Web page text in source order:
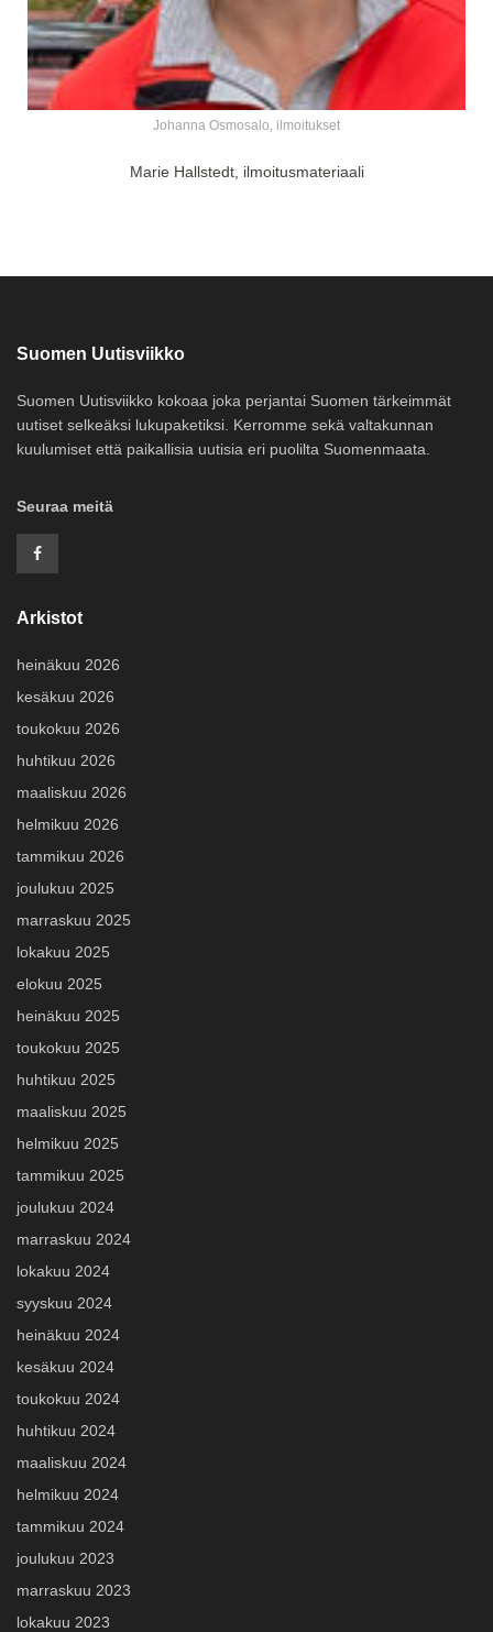
Johanna Osmosalo, ilmoitukset
Marie Hallstedt, ilmoitusmateriaali
Suomen Uutisviikko
Suomen Uutisviikko kokoaa joka perjantai Suomen tärkeimmät
uutiset selkeäksi lukupaketiksi. Kerromme sekä valtakunnan
kuulumiset että paikallisia uutisia eri puolilta Suomenmaata.
Seuraa meitä
Arkistot
heinäkuu 2026
kesäkuu 2026
toukokuu 2026
huhtikuu 2026
maaliskuu 2026
helmikuu 2026
tammikuu 2026
joulukuu 2025
marraskuu 2025
lokakuu 2025
elokuu 2025
heinäkuu 2025
toukokuu 2025
huhtikuu 2025
maaliskuu 2025
helmikuu 2025
tammikuu 2025
joulukuu 2024
marraskuu 2024
lokakuu 2024
syyskuu 2024
heinäkuu 2024
kesäkuu 2024
toukokuu 2024
huhtikuu 2024
maaliskuu 2024
helmikuu 2024
tammikuu 2024
joulukuu 2023
marraskuu 2023
lokakuu 2023